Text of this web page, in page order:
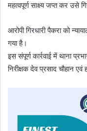
महत्वपूर्ण साक्ष्य जप्त कर उसे
आरोपी गिरधारी पैकरा को
गया है।
इस संपूर्ण कार्रवाई में थाना
निरीक्षक देव प्रसाद चौहान